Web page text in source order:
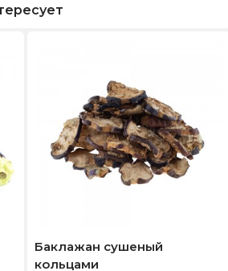
Баклажан сушеный
кольцами